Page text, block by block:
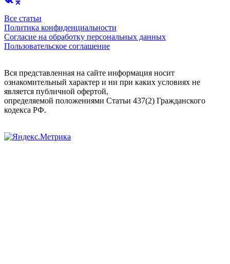
Все статьи
Политика конфиденциальности
Согласие на обработку персональных данных
Пользовательское соглашение
Вся представленная на сайте информация носит
ознакомительный характер и ни при каких условиях не
является публичной офертой,
определяемой положениями Статьи 437(2) Гражданского
кодекса РФ.